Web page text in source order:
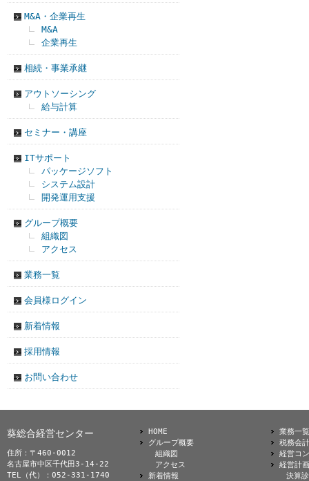
M&A・企業再生
M&A
企業再生
相続・事業承継
アウトソーシング
給与計算
セミナー・講座
ITサポート
パッケージソフト
システム設計
開発運用支援
グループ概要
組織図
アクセス
業務一覧
会員様ログイン
新着情報
採用情報
お問い合わせ
葵総合経営センター
住所：〒460-0012
名古屋市中区千代田3-14-22
TEL（代）：052-331-1740
HOME
グループ概要
組織図
アクセス
新着情報
業務一覧
税務会計
経営コ
経営計画
決算